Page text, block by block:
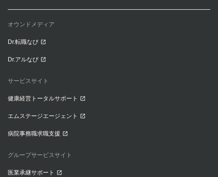
オウンドメディア
Dr.転職なび
Dr.アルなび
サービスサイト
健康経営トータルサポート
エムステージエージェント
病院事務職求職支援
グループサービスサイト
医業承継サポート